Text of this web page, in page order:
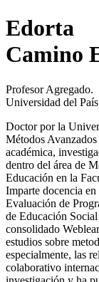
Edorta
Camino
Profesor Agregado.
Universidad del
Doctor por la
Métodos
académica,
dentro del área de
Educación en la
Imparte docencia
Evaluación de
de Educación
consolidado
estudios sobre
especialmente, las
colaborativo